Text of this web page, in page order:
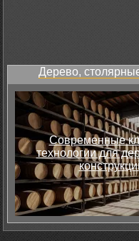
Дерево,
Современные
технологии для